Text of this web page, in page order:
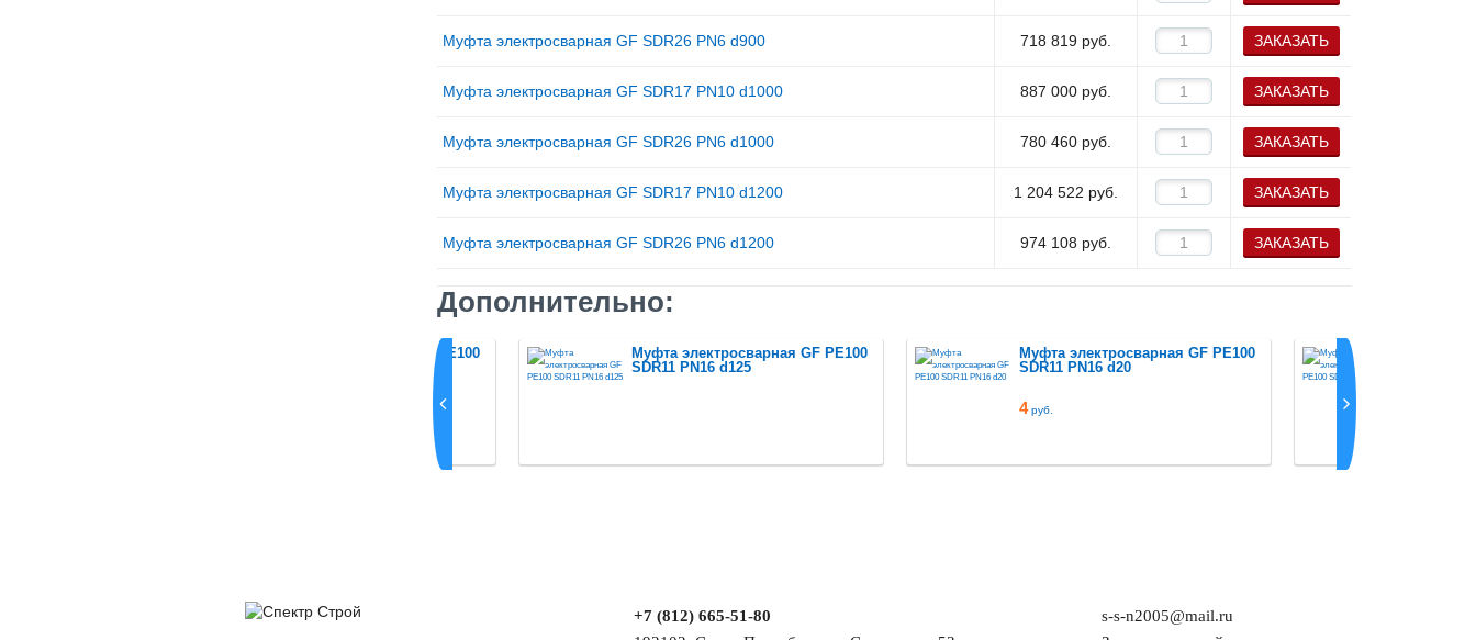
Муфта электросварная GF SDR26 PN6 d900 718 819 руб. ЗАКАЗАТЬ
Муфта электросварная GF SDR17 PN10 d1000 887 000 руб. ЗАКАЗАТЬ
Муфта электросварная GF SDR26 PN6 d1000 780 460 руб. ЗАКАЗАТЬ
Муфта электросварная GF SDR17 PN10 d1200 1 204 522 руб. ЗАКАЗАТЬ
Муфта электросварная GF SDR26 PN6 d1200 974 108 руб. ЗАКАЗАТЬ
Дополнительно:
Муфта электросварная GF PE100
Муфта электросварная GF PE100
SDR11 PN16 d125
Муфта электросварная GF PE100
SDR11 PN16 d20
4руб.
+7 (812) 665-51-80
s-s-n2005@mail.ru